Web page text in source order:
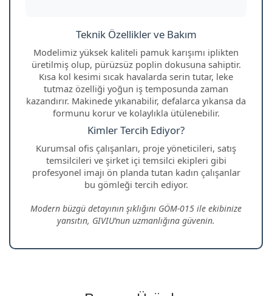
Teknik Özellikler ve Bakım
Modelimiz yüksek kaliteli pamuk karışımı iplikten
üretilmiş olup, pürüzsüz poplin dokusuna sahiptir.
Kısa kol kesimi sıcak havalarda serin tutar, leke
tutmaz özelliği yoğun iş temposunda zaman
kazandırır. Makinede yıkanabilir, defalarca yıkansa da
formunu korur ve kolaylıkla ütülenebilir.
Kimler Tercih Ediyor?
Kurumsal ofis çalışanları, proje yöneticileri, satış
temsilcileri ve şirket içi temsilci ekipleri gibi
profesyonel imajı ön planda tutan kadın çalışanlar
bu gömleği tercih ediyor.
Modern büzgü detayının şıklığını GÖM-015 ile ekibinize
yansıtın, GIVIU’nun uzmanlığına güvenin.